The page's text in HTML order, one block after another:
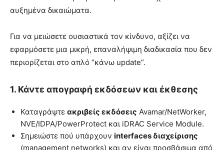
αυξημένα δικαιώματα.
Για να μειώσετε ουσιαστικά τον κίνδυνο, αξίζει να
εφαρμόσετε μια μικρή, επαναλήψιμη διαδικασία που δεν
περιορίζεται στο απλό “κάνω update”.
1. Κάντε απογραφή εκδόσεων και έκθεσης
Καταγράψτε ακριβείς εκδόσεις Avamar/NetWorker,
NVE/IDPA/PowerProtect και iDRAC Service Module.
Σημειώστε πού υπάρχουν interfaces διαχείρισης
(management networks) και αν είναι προσβάσιμα από